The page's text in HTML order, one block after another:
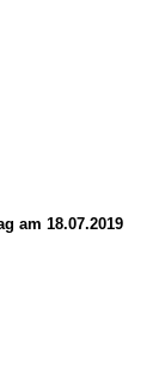
am 18.07.2019